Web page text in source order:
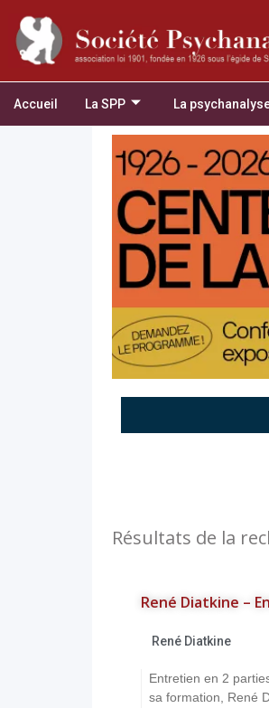
Accueil La SPP La
Résultats de la
René Diatkine –
René Diatkine
Entretien en 2
sa formation, René